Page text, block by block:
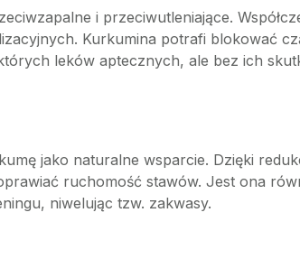
i przeciwutleniające.
Kurkumina potrafi blokować
leków aptecznych, ale bez ich
jako naturalne wsparcie. Dzięki
ruchomość stawów. Jest ona
niwelując tzw. zakwasy.